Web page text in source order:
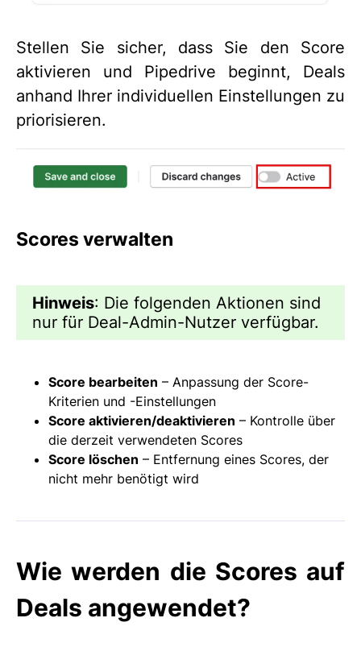
Stellen Sie sicher, dass Sie den Score
aktivieren und Pipedrive beginnt, Deals
anhand Ihrer individuellen Einstellungen zu
priorisieren.
Scores verwalten
Hinweis: Die folgenden Aktionen sind
nur für Deal-Admin-Nutzer verfügbar.
Score bearbeiten – Anpassung der Score-
Kriterien und -Einstellungen
Score aktivieren/deaktivieren – Kontrolle über
die derzeit verwendeten Scores
Score löschen – Entfernung eines Scores, der
nicht mehr benötigt wird
Wie werden die Scores auf
Deals angewendet?